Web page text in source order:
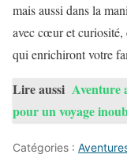
mais aussi dans la
avec cœur et curiosité,
qui enrichiront votre
Lire aussi Aventure
pour un voyage
Catégories :